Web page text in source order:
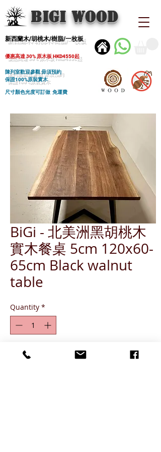
BIGI wood
新西蘭木/胡桃木/樹脂/一枚板
優惠高達 30% 原木板 HKD4550起
陳列室歡迎參觀 毋須預約
保證100%原裝實木
尺寸顏色光度可訂做 免運費
BiGi - 北美洲黑胡桃木
實木餐桌 5cm 120x60-
65cm Black walnut
table
Quantity *
ADD TO CART